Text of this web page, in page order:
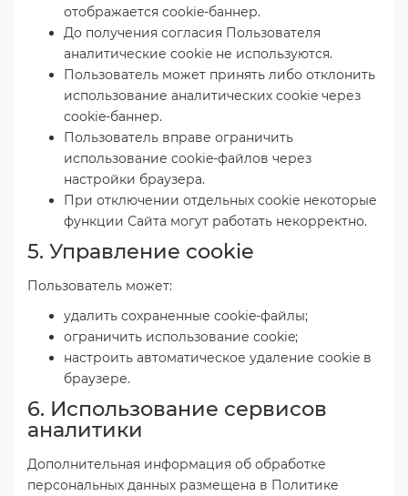
отображается cookie-баннер.
До получения согласия Пользователя
аналитические cookie не используются.
Пользователь может принять либо отклонить
использование аналитических cookie через
cookie-баннер.
Пользователь вправе ограничить
использование cookie-файлов через
настройки браузера.
При отключении отдельных cookie некоторые
функции Сайта могут работать некорректно.
5. Управление cookie
Пользователь может:
удалить сохраненные cookie-файлы;
ограничить использование cookie;
настроить автоматическое удаление cookie в
браузере.
6. Использование сервисов
аналитики
Дополнительная информация об обработке
персональных данных размещена в Политике